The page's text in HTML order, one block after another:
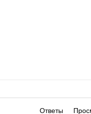
Ответы